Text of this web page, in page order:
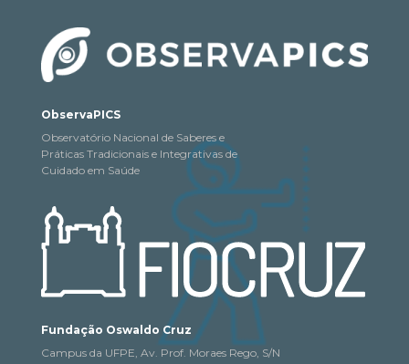
ObservaPICS
Observatório Nacional de Saberes e
Práticas Tradicionais e Integrativas de
Cuidado em Saúde
Fundação Oswaldo Cruz
Campus da UFPE, Av. Prof. Moraes Rego, S/N